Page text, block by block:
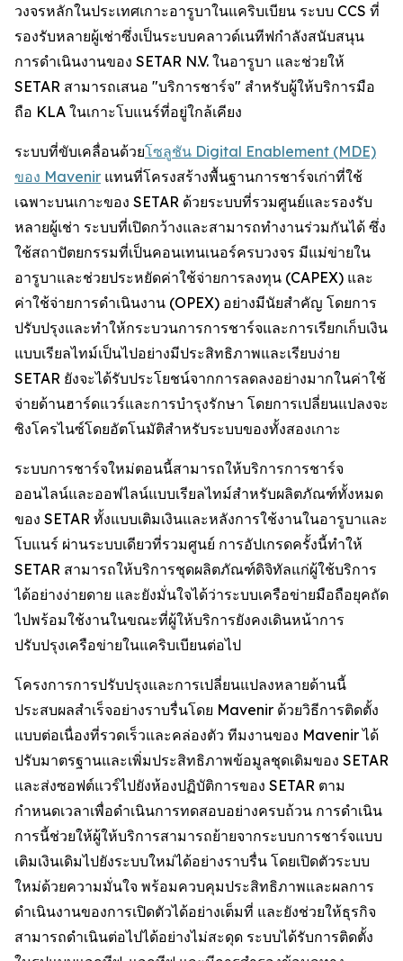
วงจรหลักในประเทศเกาะอารูบาในแคริบเบียน ระบบ CCS ที่
รองรับหลายผู้เช่าซึ่งเป็นระบบคลาวด์เนทีฟกำลังสนับสนุน
การดำเนินงานของ SETAR N.V. ในอารูบา และช่วยให้
SETAR สามารถเสนอ "บริการชาร์จ" สำหรับผู้ให้บริการมือ
ถือ KLA ในเกาะโบแนร์ที่อยู่ใกล้เคียง
ระบบที่ขับเคลื่อนด้วยโซลูชัน Digital Enablement (MDE)
ของ Mavenir แทนที่โครงสร้างพื้นฐานการชาร์จเก่าที่ใช้
เฉพาะบนเกาะของ SETAR ด้วยระบบที่รวมศูนย์และรองรับ
หลายผู้เช่า ระบบที่เปิดกว้างและสามารถทำงานร่วมกันได้ ซึ่ง
ใช้สถาปัตยกรรมที่เป็นคอนเทนเนอร์ครบวงจร มีแม่ข่ายใน
อารูบาและช่วยประหยัดค่าใช้จ่ายการลงทุน (CAPEX) และ
ค่าใช้จ่ายการดำเนินงาน (OPEX) อย่างมีนัยสำคัญ โดยการ
ปรับปรุงและทำให้กระบวนการการชาร์จและการเรียกเก็บเงิน
แบบเรียลไทม์เป็นไปอย่างมีประสิทธิภาพและเรียบง่าย
SETAR ยังจะได้รับประโยชน์จากการลดลงอย่างมากในค่าใช้
จ่ายด้านฮาร์ดแวร์และการบำรุงรักษา โดยการเปลี่ยนแปลงจะ
ซิงโครไนซ์โดยอัตโนมัติสำหรับระบบของทั้งสองเกาะ
ระบบการชาร์จใหม่ตอนนี้สามารถให้บริการการชาร์จ
ออนไลน์และออฟไลน์แบบเรียลไทม์สำหรับผลิตภัณฑ์ทั้งหมด
ของ SETAR ทั้งแบบเติมเงินและหลังการใช้งานในอารูบาและ
โบแนร์ ผ่านระบบเดียวที่รวมศูนย์ การอัปเกรดครั้งนี้ทำให้
SETAR สามารถให้บริการชุดผลิตภัณฑ์ดิจิทัลแก่ผู้ใช้บริการ
ได้อย่างง่ายดาย และยังมั่นใจได้ว่าระบบเครือข่ายมือถือยุคถัด
ไปพร้อมใช้งานในขณะที่ผู้ให้บริการยังคงเดินหน้าการ
ปรับปรุงเครือข่ายในแคริบเบียนต่อไป
โครงการการปรับปรุงและการเปลี่ยนแปลงหลายด้านนี้
ประสบผลสำเร็จอย่างราบรื่นโดย Mavenir ด้วยวิธีการติดตั้ง
แบบต่อเนื่องที่รวดเร็วและคล่องตัว ทีมงานของ Mavenir ได้
ปรับมาตรฐานและเพิ่มประสิทธิภาพข้อมูลชุดเดิมของ SETAR
และส่งซอฟต์แวร์ไปยังห้องปฏิบัติการของ SETAR ตาม
กำหนดเวลาเพื่อดำเนินการทดสอบอย่างครบถ้วน การดำเนิน
การนี้ช่วยให้ผู้ให้บริการสามารถย้ายจากระบบการชาร์จแบบ
เติมเงินเดิมไปยังระบบใหม่ได้อย่างราบรื่น โดยเปิดตัวระบบ
ใหม่ด้วยความมั่นใจ พร้อมควบคุมประสิทธิภาพและผลการ
ดำเนินงานของการเปิดตัวได้อย่างเต็มที่ และยังช่วยให้ธุรกิจ
สามารถดำเนินต่อไปได้อย่างไม่สะดุด ระบบได้รับการติดตั้ง